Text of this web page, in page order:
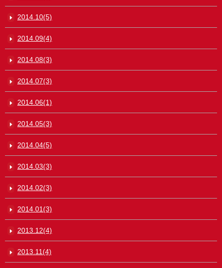
2014.10(5)
2014.09(4)
2014.08(3)
2014.07(3)
2014.06(1)
2014.05(3)
2014.04(5)
2014.03(3)
2014.02(3)
2014.01(3)
2013.12(4)
2013.11(4)